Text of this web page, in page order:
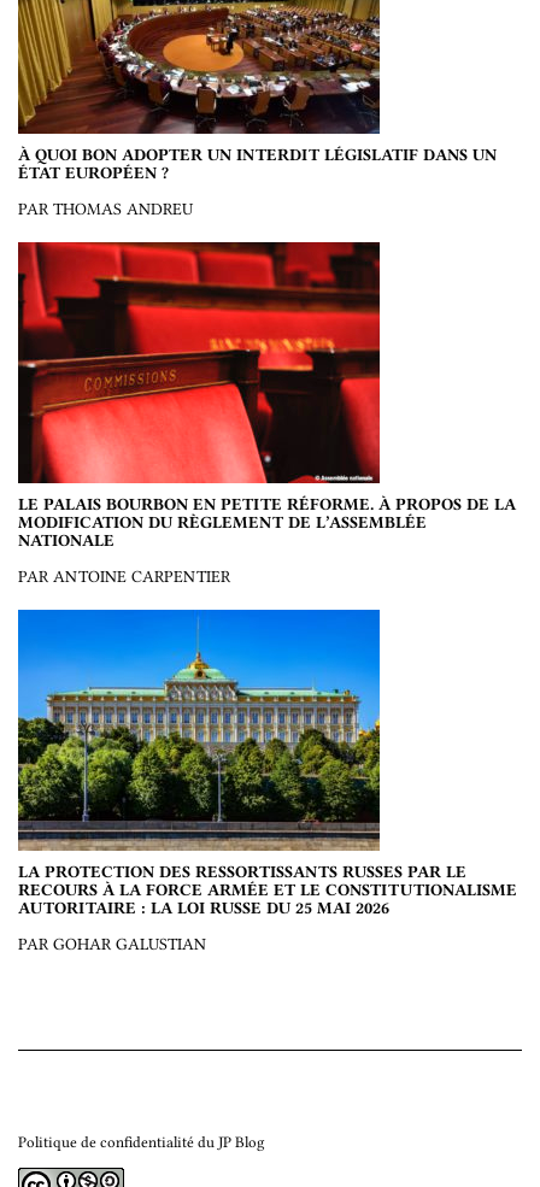
À QUOI BON ADOPTER UN INTERDIT LÉGISLATIF DANS UN
ÉTAT EUROPÉEN ?
PAR THOMAS ANDREU
LE PALAIS BOURBON EN PETITE RÉFORME. À PROPOS DE LA
MODIFICATION DU RÈGLEMENT DE L’ASSEMBLÉE
NATIONALE
PAR ANTOINE CARPENTIER
LA PROTECTION DES RESSORTISSANTS RUSSES PAR LE
RECOURS À LA FORCE ARMÉE ET LE CONSTITUTIONALISME
AUTORITAIRE : LA LOI RUSSE DU 25 MAI 2026
PAR GOHAR GALUSTIAN
Politique de confidentialité du JP Blog